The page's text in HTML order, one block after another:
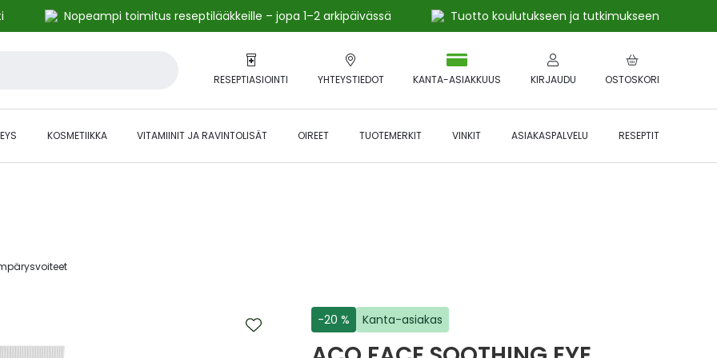
Nopeampi toimitus reseptilääkkeille – jopa 1–2 arkipäivässä
Tuotto koulutukseen ja tutkimukseen
RESEPTIASIOINTI YHTEYSTIEDOT OSTOSKORI
KANTA-ASIAKKUUS KIRJAUDU
KOSMETIIKKA VITAMIINIT JA RAVINTOLISÄT OIREET TUOTEMERKIT VINKIT ASIAKASPALVELU RESEPTIT
-20 % Kanta-asiakas